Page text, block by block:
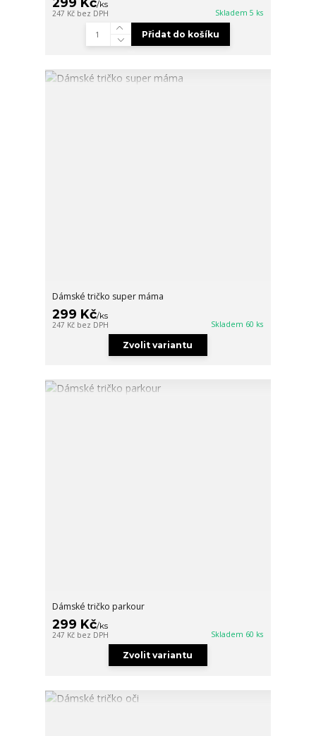
/ks
247 Kč bez DPH Skladem 5 ks
Přidat do košíku
Dámské tričko super máma
299 Kč/ks
247 Kč bez DPH Skladem 60 ks
Zvolit variantu
Dámské tričko parkour
299 Kč/ks
247 Kč bez DPH Skladem 60 ks
Zvolit variantu